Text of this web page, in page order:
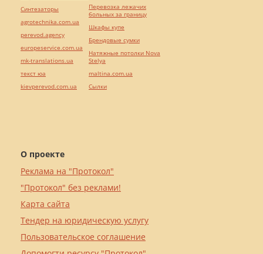
О проекте
Реклама на "Протокол"
"Протокол" без реклами!
Карта сайта
Тендер на юридическую услугу
Пользовательское соглашение
Синтезаторы
agrotechnika.com.ua
perevod.agency
europeservice.com.ua
mk-translations.ua
текст юа
kievperevod.com.ua
Перевозка лежачих
больных за границу
Шкафы купе
Брендовые сумки
Натяжные потолки Nova
Stelya
maltina.com.ua
Cылки